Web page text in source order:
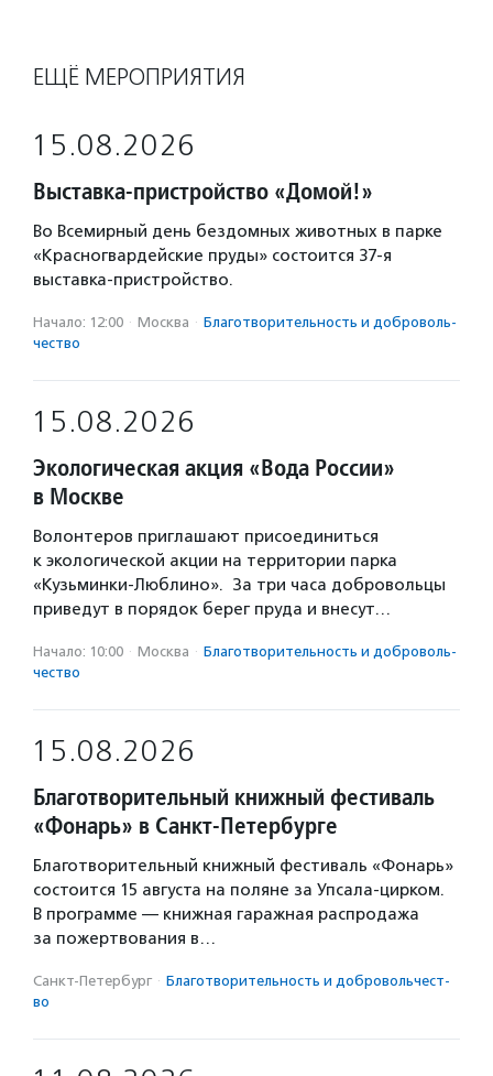
ЕЩЁ МЕРОПРИЯТИЯ
15.08.2026
Выставка-пристройство «Домой!»
Во Всемирный день бездомных животных в парке
«Красногвардейские пруды» состоится 37-я
выставка-пристройство.
Начало: 12:00 · Москва · Благотвори­тель­ность и доброволь­
чест­во
15.08.2026
Экологическая акция «Вода России»
в Москве
Волонтеров приглашают присоединиться
к экологической акции на территории парка
«Кузьминки-Люблино». За три часа добровольцы
приведут в порядок берег пруда и внесут…
Начало: 10:00 · Москва · Благотвори­тель­ность и доброволь­
чест­во
15.08.2026
Благотворительный книжный фестиваль
«Фонарь» в Санкт-Петербурге
Благотворительный книжный фестиваль «Фонарь»
состоится 15 августа на поляне за Упсала-цирком.
В программе — книжная гаражная распродажа
за пожертвования в…
Санкт-Петербург · Благотвори­тель­ность и доброволь­чест­
во